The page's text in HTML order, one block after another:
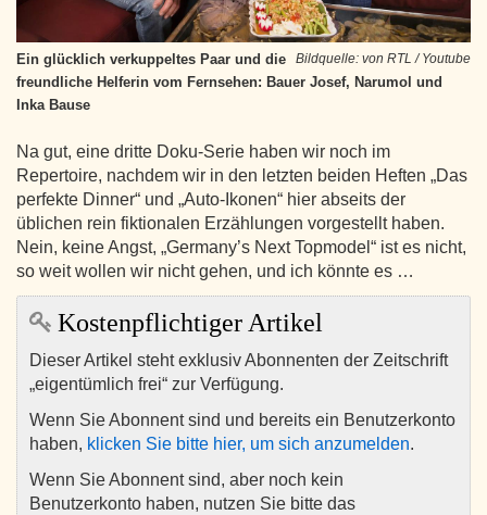
Bildquelle: von RTL / Youtube
Ein glücklich verkuppeltes Paar und die
freundliche Helferin vom Fernsehen: Bauer Josef, Narumol und
Inka Bause
Na gut, eine dritte Doku-Serie haben wir noch im
Repertoire, nachdem wir in den letzten beiden Heften „Das
perfekte Dinner“ und „Auto-Ikonen“ hier abseits der
üblichen rein fiktionalen Erzählungen vorgestellt haben.
Nein, keine Angst, „Germany’s Next Topmodel“ ist es nicht,
so weit wollen wir nicht gehen, und ich könnte es …
Kostenpflichtiger Artikel
Dieser Artikel steht exklusiv Abonnenten der Zeitschrift
„eigentümlich frei“ zur Verfügung.
Wenn Sie Abonnent sind und bereits ein Benutzerkonto
haben, klicken Sie bitte hier, um sich anzumelden.
Wenn Sie Abonnent sind, aber noch kein
Benutzerkonto haben, nutzen Sie bitte das